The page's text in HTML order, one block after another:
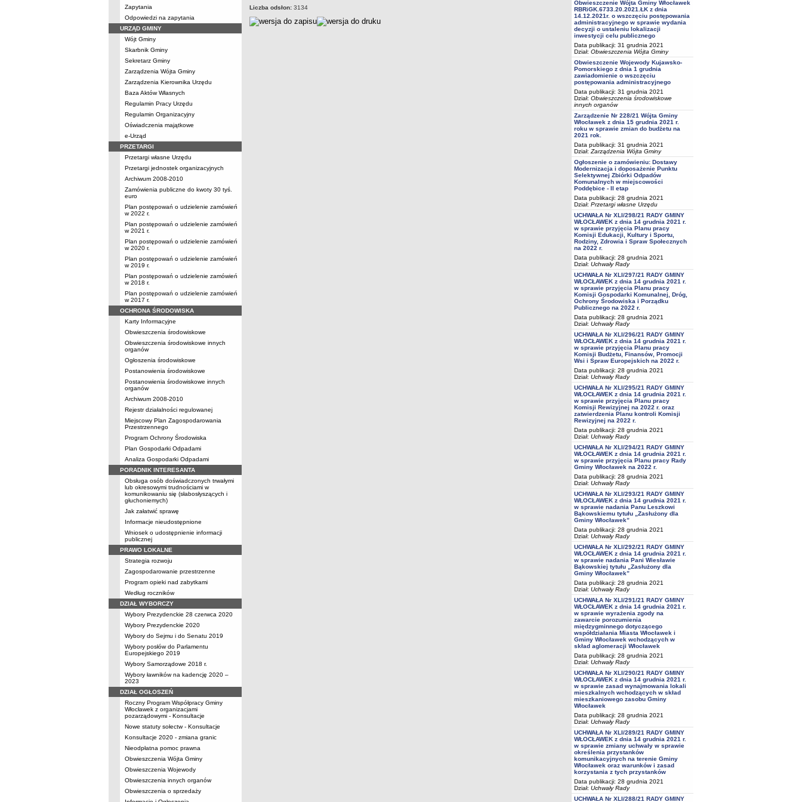
Zapytania
Odpowiedzi na zapytania
URZĄD GMINY
Wójt Gminy
Skarbnik Gminy
Sekretarz Gminy
Zarządzenia Wójta Gminy
Zarządzenia Kierownika Urzędu
Baza Aktów Własnych
Regulamin Pracy Urzędu
Regulamin Organizacyjny
Oświadczenia majątkowe
e-Urząd
PRZETARGI
Przetargi własne Urzędu
Przetargi jednostek organizacyjnych
Archiwum 2008-2010
Zamówienia publiczne do kwoty 30 tyś.
euro
Plan postępowań o udzielenie zamówień
w 2022 r.
Plan postępowań o udzielenie zamówień
w 2021 r.
Plan postępowań o udzielenie zamówień
w 2020 r.
Plan postępowań o udzielenie zamówień
w 2019 r.
Plan postępowań o udzielenie zamówień
w 2018 r.
Plan postępowań o udzielenie zamówień
w 2017 r.
OCHRONA ŚRODOWISKA
Karty Informacyjne
Obwieszczenia środowiskowe
Obwieszczenia środowiskowe innych
organów
Ogłoszenia środowiskowe
Postanowienia środowiskowe
Postanowienia środowiskowe innych
organów
Archiwum 2008-2010
Rejestr działalności regulowanej
Miejscowy Plan Zagospodarowania
Przestrzennego
Program Ochrony Środowiska
Plan Gospodarki Odpadami
Analiza Gospodarki Odpadami
PORADNIK INTERESANTA
Obsługa osób doświadczonych trwałymi
lub okresowymi trudnościami w
komunikowaniu się (słabosłyszących i
głuchoniemych)
Jak załatwić sprawę
Informacje nieudostępnione
Wniosek o udostępnienie informacji
publicznej
PRAWO LOKALNE
Strategia rozwoju
Zagospodarowanie przestrzenne
Program opieki nad zabytkami
Według roczników
DZIAŁ WYBORCZY
Wybory Prezydenckie 28 czerwca 2020
Wybory Prezydenckie 2020
Wybory do Sejmu i do Senatu 2019
Wybory posłów do Parlamentu
Europejskiego 2019
Wybory Samorządowe 2018 r.
Wybory ławników na kadencję 2020 –
2023
DZIAŁ OGŁOSZEŃ
Roczny Program Współpracy Gminy
Włocławek z organizacjami
pozarządowymi - Konsultacje
Nowe statuty sołectw - Konsultacje
Konsultacje 2020 - zmiana granic
Nieodpłatna pomoc prawna
Obwieszczenia Wójta Gminy
Obwieszczenia Wojewody
Obwieszczenia innych organów
Obwieszczenia o sprzedaży
Liczba odsłon: 3134
Obwieszczenie Wójta Gminy Włocławek
RBRiGK.6733.20.2021.ŁK z dnia
14.12.2021r. o wszczęciu postępowania
administracyjnego w sprawie wydania
decyzji o ustaleniu lokalizacji
inwestycji celu publicznego
Data publikacji: 31 grudnia 2021
Dział: Obwieszczenia Wójta Gminy
Obwieszczenie Wojewody Kujawsko-
Pomorskiego z dnia 1 grudnia
zawiadomienie o wszczęciu
postępowania administracyjnego
Data publikacji: 31 grudnia 2021
Dział: Obwieszczenia środowiskowe
innych organów
Zarządzenie Nr 228/21 Wójta Gminy
Włocławek z dnia 15 grudnia 2021 r.
roku w sprawie zmian do budżetu na
2021 rok.
Data publikacji: 31 grudnia 2021
Dział: Zarządzenia Wójta Gminy
Ogłoszenie o zamówieniu: Dostawy
Modernizacja i doposażenie Punktu
Selektywnej Zbiórki Odpadów
Komunalnych w miejscowości
Poddębice - II etap
Data publikacji: 28 grudnia 2021
Dział: Przetargi własne Urzędu
UCHWAŁA Nr XLI/298/21 RADY GMINY
WŁOCŁAWEK z dnia 14 grudnia 2021 r.
w sprawie przyjęcia Planu pracy
Komisji Edukacji, Kultury i Sportu,
Rodziny, Zdrowia i Spraw Społecznych
na 2022 r.
Data publikacji: 28 grudnia 2021
Dział: Uchwały Rady
UCHWAŁA Nr XLI/297/21 RADY GMINY
WŁOCŁAWEK z dnia 14 grudnia 2021 r.
w sprawie przyjęcia Planu pracy
Komisji Gospodarki Komunalnej, Dróg,
Ochrony Środowiska i Porządku
Publicznego na 2022 r.
Data publikacji: 28 grudnia 2021
Dział: Uchwały Rady
UCHWAŁA Nr XLI/296/21 RADY GMINY
WŁOCŁAWEK z dnia 14 grudnia 2021 r.
w sprawie przyjęcia Planu pracy
Komisji Budżetu, Finansów, Promocji
Wsi i Spraw Europejskich na 2022 r.
Data publikacji: 28 grudnia 2021
Dział: Uchwały Rady
UCHWAŁA Nr XLI/295/21 RADY GMINY
WŁOCŁAWEK z dnia 14 grudnia 2021 r.
w sprawie przyjęcia Planu pracy
Komisji Rewizyjnej na 2022 r. oraz
zatwierdzenia Planu kontroli Komisji
Rewizyjnej na 2022 r.
Data publikacji: 28 grudnia 2021
Dział: Uchwały Rady
UCHWAŁA Nr XLI/294/21 RADY GMINY
WŁOCŁAWEK z dnia 14 grudnia 2021 r.
w sprawie przyjęcia Planu pracy Rady
Gminy Włocławek na 2022 r.
Data publikacji: 28 grudnia 2021
Dział: Uchwały Rady
UCHWAŁA Nr XLI/293/21 RADY GMINY
WŁOCŁAWEK z dnia 14 grudnia 2021 r.
w sprawie nadania Panu Leszkowi
Bąkowskiemu tytułu „Zasłużony dla
Gminy Włocławek”
Data publikacji: 28 grudnia 2021
Dział: Uchwały Rady
UCHWAŁA Nr XLI/292/21 RADY GMINY
WŁOCŁAWEK z dnia 14 grudnia 2021 r.
w sprawie nadania Pani Wiesławie
Bąkowskiej tytułu „Zasłużony dla
Gminy Włocławek”
Data publikacji: 28 grudnia 2021
Dział: Uchwały Rady
UCHWAŁA Nr XLI/291/21 RADY GMINY
WŁOCŁAWEK z dnia 14 grudnia 2021 r.
w sprawie wyrażenia zgody na
zawarcie porozumienia
międzygminnego dotyczącego
współdziałania Miasta Włocławek i
Gminy Włocławek wchodzących w
skład aglomeracji Włocławek
Data publikacji: 28 grudnia 2021
Dział: Uchwały Rady
UCHWAŁA Nr XLI/290/21 RADY GMINY
WŁOCŁAWEK z dnia 14 grudnia 2021 r.
w sprawie zasad wynajmowania lokali
mieszkalnych wchodzących w skład
mieszkaniowego zasobu Gminy
Włocławek
Data publikacji: 28 grudnia 2021
Dział: Uchwały Rady
UCHWAŁA Nr XLI/289/21 RADY GMINY
WŁOCŁAWEK z dnia 14 grudnia 2021 r.
w sprawie zmiany uchwały w sprawie
określenia przystanków
komunikacyjnych na terenie Gminy
Włocławek oraz warunków i zasad
korzystania z tych przystanków
Data publikacji: 28 grudnia 2021
Dział: Uchwały Rady
UCHWAŁA Nr XLI/288/21 RADY GMINY